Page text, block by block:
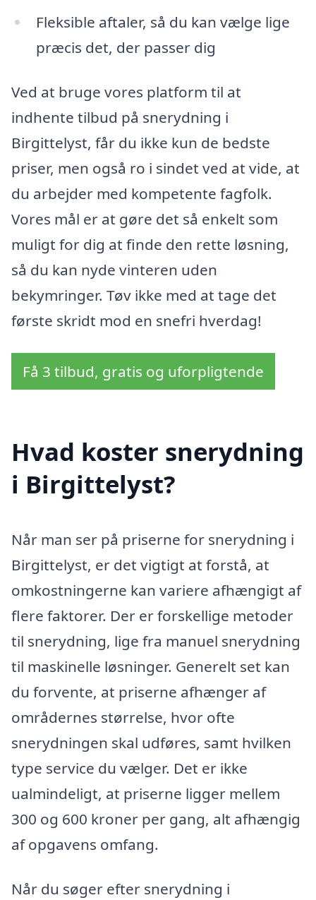
Fleksible aftaler, så du kan vælge lige
præcis det, der passer dig
Ved at bruge vores platform til at
indhente tilbud på snerydning i
Birgittelyst, får du ikke kun de bedste
priser, men også ro i sindet ved at vide, at
du arbejder med kompetente fagfolk.
Vores mål er at gøre det så enkelt som
muligt for dig at finde den rette løsning,
så du kan nyde vinteren uden
bekymringer. Tøv ikke med at tage det
første skridt mod en snefri hverdag!
Få 3 tilbud, gratis og uforpligtende
Hvad koster snerydning
i Birgittelyst?
Når man ser på priserne for snerydning i
Birgittelyst, er det vigtigt at forstå, at
omkostningerne kan variere afhængigt af
flere faktorer. Der er forskellige metoder
til snerydning, lige fra manuel snerydning
til maskinelle løsninger. Generelt set kan
du forvente, at priserne afhænger af
områdernes størrelse, hvor ofte
snerydningen skal udføres, samt hvilken
type service du vælger. Det er ikke
ualmindeligt, at priserne ligger mellem
300 og 600 kroner per gang, alt afhængig
af opgavens omfang.
Når du søger efter snerydning i